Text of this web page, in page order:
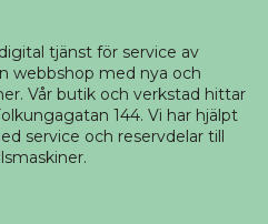
tjänst för service av
webbshop med nya och
Vår butik och verkstad hittar
144. Vi har hjälpt
service och reservdelar till